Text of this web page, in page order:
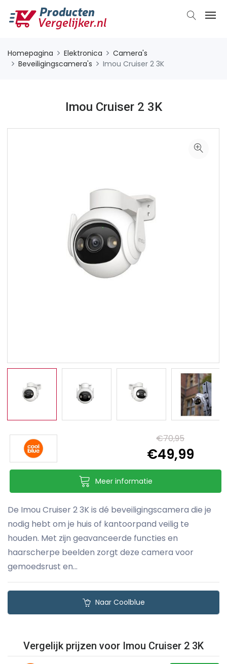
Homepagina Elektronica
Camera's
Beveiligingscamera's
Imou Cruiser 2 3K
Imou Cruiser 2 3K
€70,95
€49,99
Meer informatie
De Imou Cruiser 2 3K is dé beveiligingscamera die je
nodig hebt om je huis of kantoorpand veilig te
houden. Met zijn geavanceerde functies en
haarscherpe beelden zorgt deze camera voor
gemoedsrust en...
Naar Coolblue
Vergelijk prijzen voor Imou Cruiser 2 3K